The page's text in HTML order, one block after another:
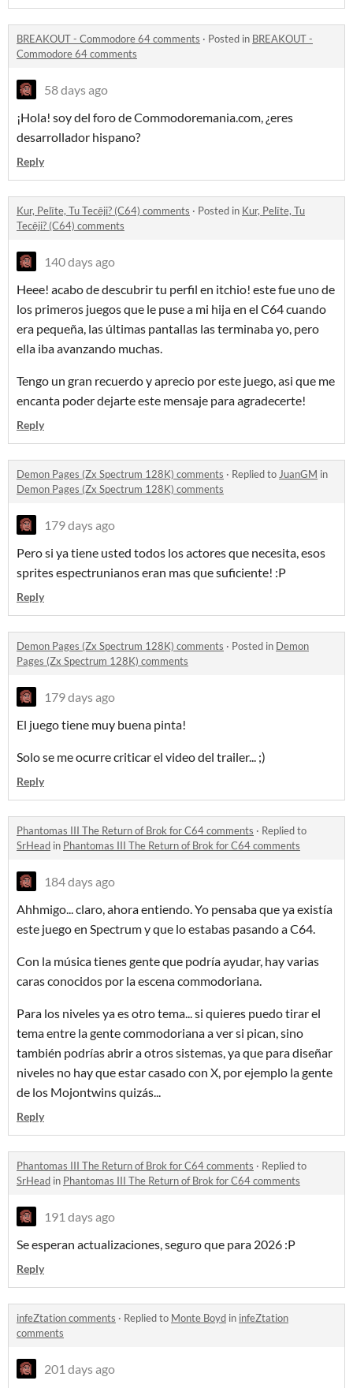
BREAKOUT - Commodore 64 comments · Posted in BREAKOUT -
Commodore 64 comments
58 days ago
¡Hola! soy del foro de Commodoremania.com, ¿eres
desarrollador hispano?
Reply
Kur, Pelīte, Tu Tecēji? (C64) comments · Posted in Kur, Pelīte, Tu
Tecēji? (C64) comments
140 days ago
Heee! acabo de descubrir tu perfil en itchio! este fue uno de
los primeros juegos que le puse a mi hija en el C64 cuando
era pequeña, las últimas pantallas las terminaba yo, pero
ella iba avanzando muchas.
Tengo un gran recuerdo y aprecio por este juego, asi que me
encanta poder dejarte este mensaje para agradecerte!
Reply
Demon Pages (Zx Spectrum 128K) comments · Replied to JuanGM in
Demon Pages (Zx Spectrum 128K) comments
179 days ago
Pero si ya tiene usted todos los actores que necesita, esos
sprites espectrunianos eran mas que suficiente! :P
Reply
Demon Pages (Zx Spectrum 128K) comments · Posted in Demon
Pages (Zx Spectrum 128K) comments
179 days ago
El juego tiene muy buena pinta!
Solo se me ocurre criticar el video del trailer... ;)
Reply
Phantomas III The Return of Brok for C64 comments · Replied to
SrHead in Phantomas III The Return of Brok for C64 comments
184 days ago
Ahhmigo... claro, ahora entiendo. Yo pensaba que ya existía
este juego en Spectrum y que lo estabas pasando a C64.
Con la música tienes gente que podría ayudar, hay varias
caras conocidos por la escena commodoriana.
Para los niveles ya es otro tema... si quieres puedo tirar el
tema entre la gente commodoriana a ver si pican, sino
también podrías abrir a otros sistemas, ya que para diseñar
niveles no hay que estar casado con X, por ejemplo la gente
de los Mojontwins quizás...
Reply
Phantomas III The Return of Brok for C64 comments · Replied to
SrHead in Phantomas III The Return of Brok for C64 comments
191 days ago
Se esperan actualizaciones, seguro que para 2026 :P
Reply
infeZtation comments · Replied to Monte Boyd in infeZtation
comments
201 days ago